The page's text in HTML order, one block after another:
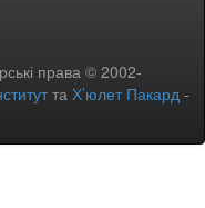
права © 2002-
та Х’юлет Пакард -